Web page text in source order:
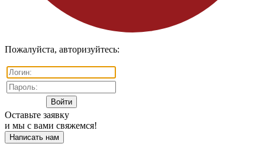
Пожалуйста, авторизуйтесь:
Оставьте заявку
и мы с вами свяжемся!
Написать нам